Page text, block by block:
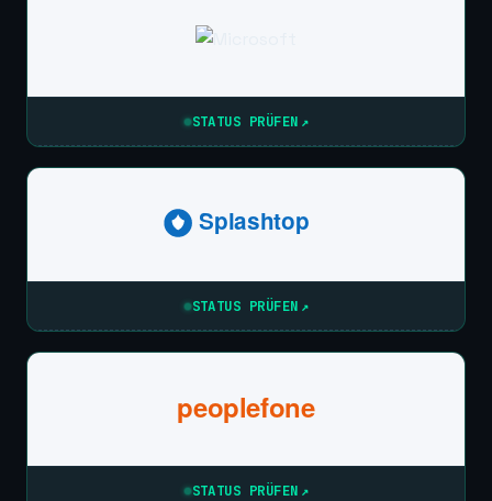
STATUS PRÜFEN ↗
Splashtop
STATUS PRÜFEN ↗
peoplefone
STATUS PRÜFEN ↗